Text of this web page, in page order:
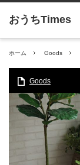
ホーム Goods
Goods